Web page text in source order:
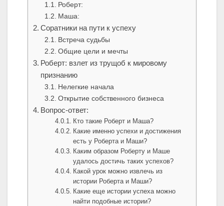
Роберт:
Маша:
Соратники на пути к успеху
Встреча судьбы
Общие цели и мечты
Роберт: взлет из трущоб к мировому
признанию
Нелегкие начала
Открытие собственного бизнеса
Вопрос-ответ:
Кто такие Роберт и Маша?
Какие именно успехи и достижения
есть у Роберта и Маши?
Каким образом Роберту и Маше
удалось достичь таких успехов?
Какой урок можно извлечь из
истории Роберта и Маши?
Какие еще истории успеха можно
найти подобные истории?